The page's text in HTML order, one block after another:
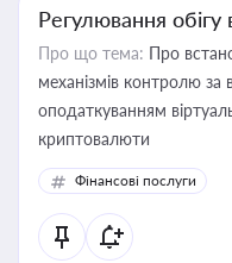
Регулювання обігу
Про що тема: Про
механізмів контролю за
оподаткуванням
криптовалюти
Фінансові послуги